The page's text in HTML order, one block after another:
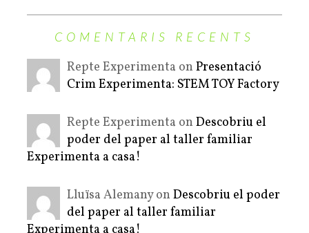
COMENTARIS RECENTS
Repte Experimenta on Presentació
Crim Experimenta: STEM TOY Factory
Repte Experimenta on Descobriu el
poder del paper al taller familiar
Experimenta a casa!
Lluïsa Alemany on Descobriu el poder
del paper al taller familiar